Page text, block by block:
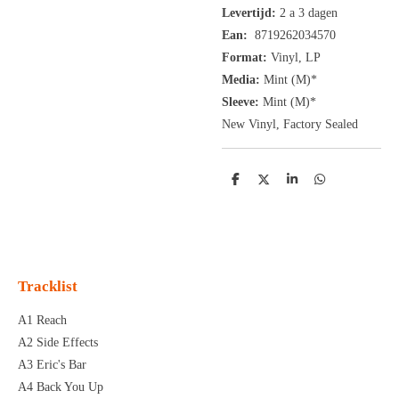
Levertijd: 2 a 3 dagen
Ean: 8719262034570
Format: Vinyl, LP
Media: Mint (M)*
Sleeve: Mint (M)*
New Vinyl, Factory Sealed
D
D
S
D
Tracklist
A1 Reach
A2 Side Effects
A3 Eric's Bar
A4 Back You Up